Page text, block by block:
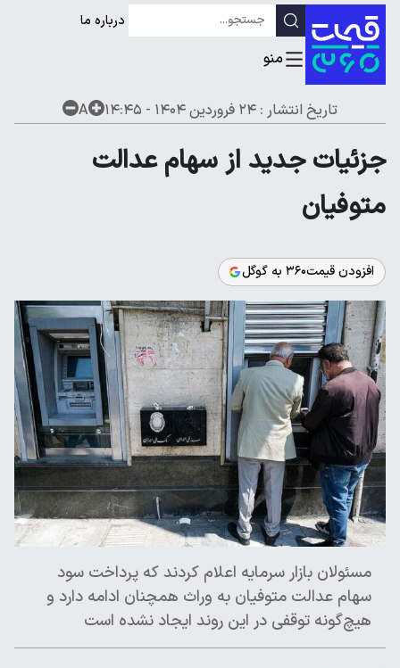
درباره ما
تاریخ انتشار : ۲۴ فروردین ۱۴۰۴ - ۱۴:۴۵ A
جزئیات جدید از سهام عدالت
متوفیان
افزودن قیمت۳۶۰ به گوگل
مسئولان بازار سرمایه اعلام کردند که پرداخت سود
سهام عدالت متوفیان به وراث همچنان ادامه دارد و
هیچ‌گونه توقفی در این روند ایجاد نشده است